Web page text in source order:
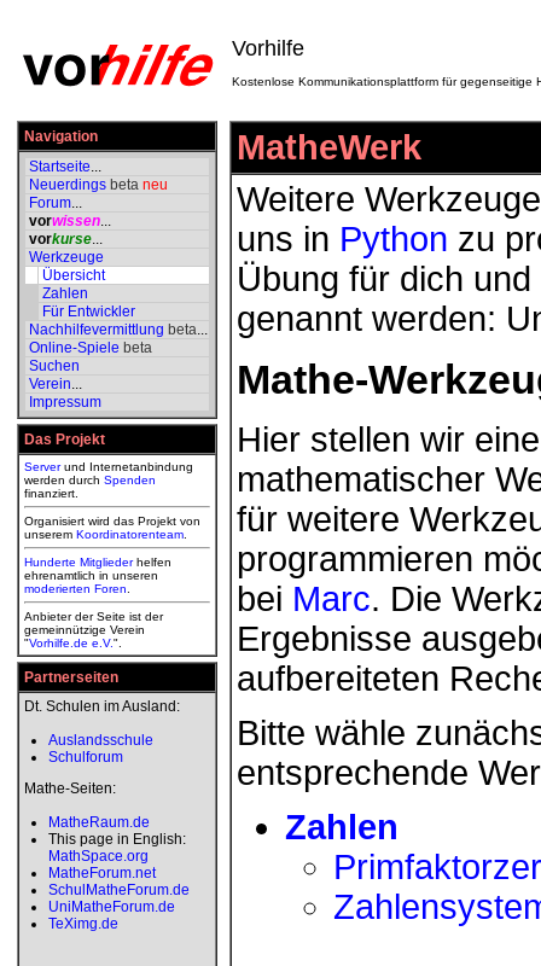
Vorhilfe
Kostenlose Kommunikationsplattform für gegenseitige
Navigation
Startseite...
Neuerdings beta neu
Forum...
vorwissen...
vorkurse...
Werkzeuge
Übersicht
Zahlen
Für Entwickler
Nachhilfevermittlung beta...
Online-Spiele beta
Suchen
Verein...
Impressum
Das Projekt
Serverund Internetanbindung
werden durch Spenden
finanziert.
Organisiert wird das Projekt von
unserem Koordinatorenteam
Hunderte Mitgliederhelfen
ehrenamtlich in unseren
moderierten Foren
Anbieter der Seite ist der
gemeinnützige Verein
"Vorhilfe.de e.V.".
Partnerseiten
Dt. Schulen im Ausland:
Auslandsschule
Schulforum
Mathe-Seiten:
MatheRaum.de
This page in English:
MathSpace.org
MatheForum.net
SchulMatheForum.de
UniMatheForum.de
TeXimg.de
MatheWerk
Weitere
uns in Python zu
Übung für dich und
genannt werden:
Mathe-
Hier stellen wir
mathematischer
für weitere
programmieren
bei Marc. Die
Ergebnisse
aufbereiteten
Bitte wähle
entsprechende
Zahlen